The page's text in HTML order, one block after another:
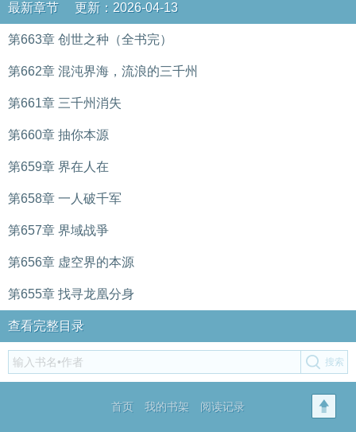
最新章节 更新：2026-04-13
第663章 创世之种（全书完）
第662章 混沌界海，流浪的三千州
第661章 三千州消失
第660章 抽你本源
第659章 界在人在
第658章 一人破千军
第657章 界域战爭
第656章 虚空界的本源
第655章 找寻龙凰分身
查看完整目录
首页 我的书架 阅读记录